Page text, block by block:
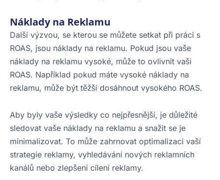
Náklady na Reklamu
Další výzvou, se kterou se můžete setkat při práci s
ROAS, jsou náklady na reklamu. Pokud jsou vaše
náklady na reklamu vysoké, může to ovlivnit vaši
ROAS. Například pokud máte vysoké náklady na
reklamu, může být těžší dosáhnout vysokého ROAS.
Aby byly vaše výsledky co nejpřesnější, je důležité
sledovat vaše náklady na reklamu a snažit se je
minimalizovat. To může zahrnovat optimalizaci vaší
strategie reklamy, vyhledávání nových reklamních
kanálů nebo zlepšení cílení reklamy.